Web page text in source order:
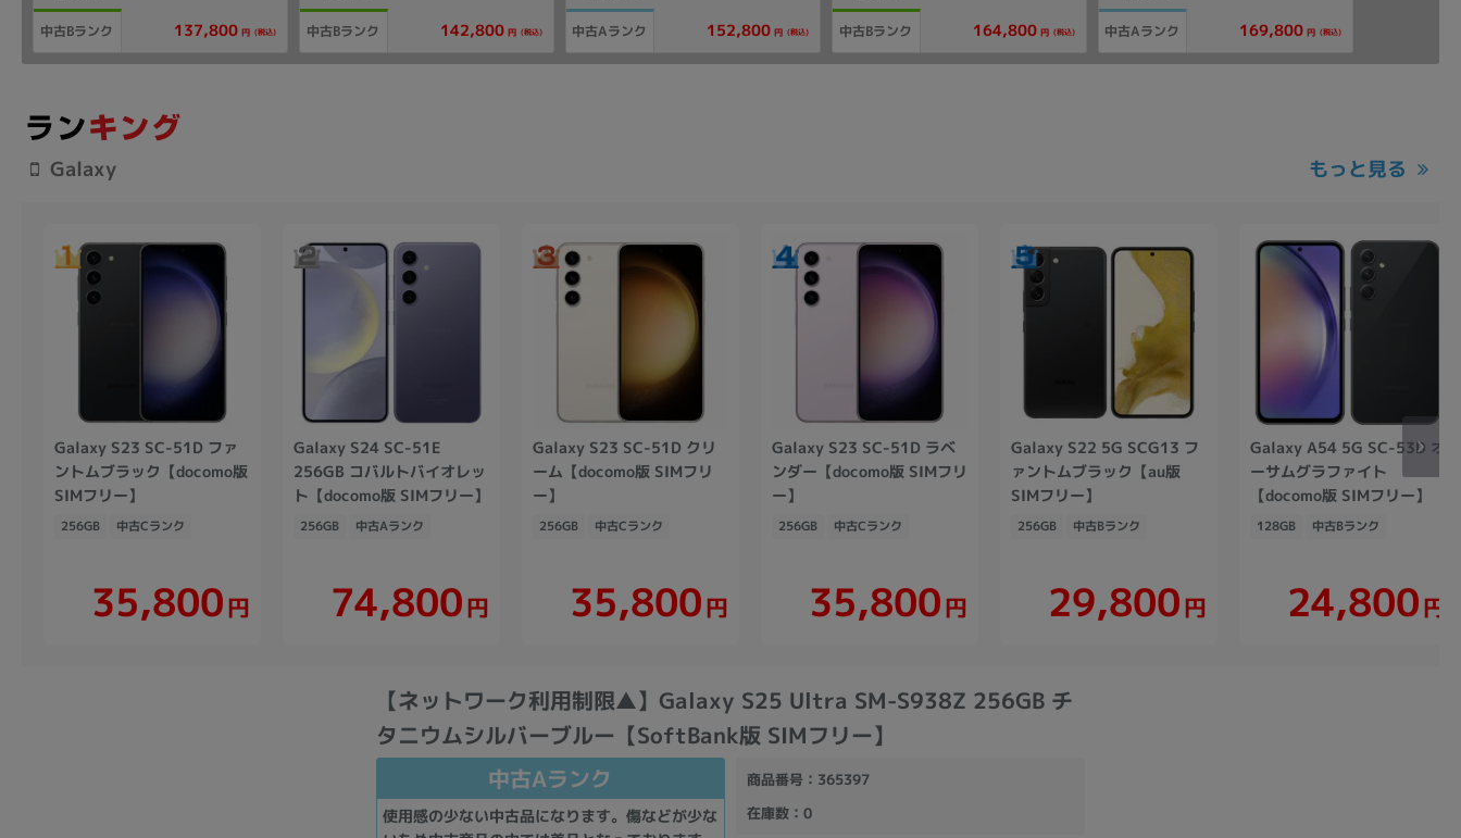
中古Bランク 137,800 円 (税込) 中古Bランク 142,800 円 (税込) 中古Aランク 152,800 円 (税込) 中古Bランク 164,800 円 (税込) 中古Aランク 169,800 円 (税込)
Galaxy もっと見る
Galaxy S23 SC-51D ファ
ントムブラック【docomo版
SIMフリー】
256GB 中古Cランク
35,800円
Galaxy S24 SC-51E
256GB コバルトバイオレッ
ト【docomo版 SIMフリー】
256GB 中古Aランク
74,800円
Galaxy S23 SC-51D クリ
ーム【docomo版 SIMフリ
ー】
256GB 中古Cランク
35,800円
Galaxy S23 SC-51D ラベ
ンダー【docomo版 SIMフリ
ー】
256GB 中古Cランク
35,800円
Galaxy S22 5G SCG13 フ
ァントムブラック【au版
SIMフリー】
256GB 中古Bランク
29,800円
Galaxy A54 5G SC-53D オ
ーサムグラファイト
【docomo版 SIMフリー】
128GB 中古Bランク
24,800円
【ネットワーク利用制限▲】Galaxy S25 Ultra SM-S938Z 256GB チ
タニウムシルバーブルー【SoftBank版 SIMフリー】
中古Aランク
使用感の少ない中古品になります。傷などが少な
商品番号：365397
在庫数：0